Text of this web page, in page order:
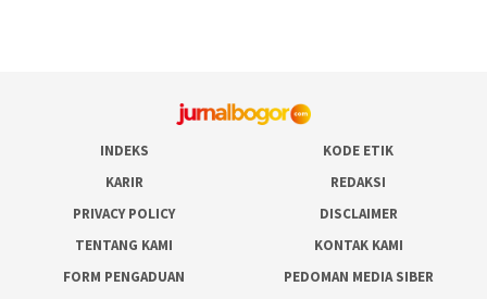
INDEKS
KODE ETIK
KARIR
REDAKSI
PRIVACY POLICY
DISCLAIMER
TENTANG KAMI
KONTAK KAMI
FORM PENGADUAN
PEDOMAN MEDIA SIBER